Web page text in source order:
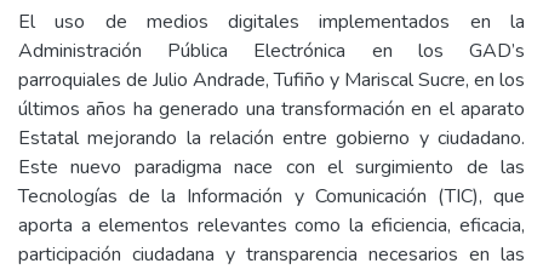
El uso de medios digitales implementados en la
Administración Pública Electrónica en los GAD’s
parroquiales de Julio Andrade, Tufiño y Mariscal Sucre, en los
últimos años ha generado una transformación en el aparato
Estatal mejorando la relación entre gobierno y ciudadano.
Este nuevo paradigma nace con el surgimiento de las
Tecnologías de la Información y Comunicación (TIC), que
aporta a elementos relevantes como la eficiencia, eficacia,
participación ciudadana y transparencia necesarios en las